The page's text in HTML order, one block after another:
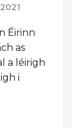
Éirinn
as
a léirigh
i